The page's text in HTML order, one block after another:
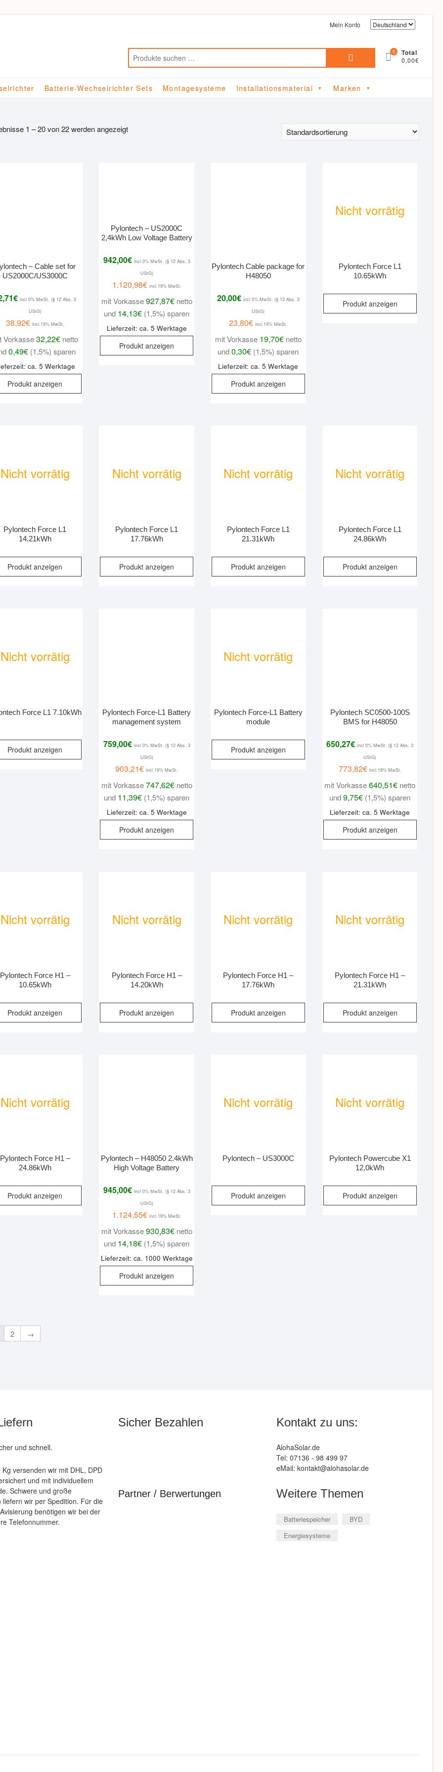
Mein Konto
Suchen
0 Total
0,00€
Batterie-Wechselrichter Sets Montagesysteme Installationsmaterial Marken
1 – 20 von 22 werden angezeigt
– Cable set for
US2000C/US3000C
€ incl 0% MwSt. (§ 12 Abs. 3
UStG)
38,92€ incl.19% MwSt.
Vorkasse32,22€ netto
0,49€(1,5%) sparen
ca. 5 Werktage
Produkt anzeigen
Pylontech – US2000C
2,4kWh Low Voltage Battery
942,00€ incl 0% MwSt. (§ 12 Abs. 3
UStG)
1.120,98€ incl.19% MwSt.
mit Vorkasse927,87€netto
und 14,13€ (1,5%) sparen
Lieferzeit: ca. 5 Werktage
Produkt anzeigen
Pylontech Cable package for
H48050
20,00€ incl 0% MwSt. (§ 12 Abs. 3
UStG)
23,80€ incl.19% MwSt.
mit Vorkasse 19,70€netto
und0,30€ (1,5%) sparen
Lieferzeit: ca. 5 Werktage
Produkt anzeigen
Pylontech Force L1
10.65kWh
Produkt anzeigen
Nicht vorrätig
Pylontech Force L1
14.21kWh
Produkt anzeigen
Nicht vorrätig
Pylontech Force L1
17.76kWh
Produkt anzeigen
Nicht vorrätig
Pylontech Force L1
21.31kWh
Produkt anzeigen
Nicht vorrätig
Pylontech Force L1
24.86kWh
Produkt anzeigen
Nicht vorrätig
Force L1 7.10kWh
Produkt anzeigen
Nicht vorrätig
Pylontech Force-L1 Battery
management system
759,00€ incl 0% MwSt. (§ 12 Abs. 3
UStG)
903,21€ incl.19% MwSt.
mit Vorkasse747,62€netto
und 11,39€ (1,5%) sparen
Lieferzeit: ca. 5 Werktage
Produkt anzeigen
Pylontech Force-L1 Battery
module
Produkt anzeigen
Nicht vorrätig
Pylontech SC0500-100S
BMS for H48050
650,27€ incl 0% MwSt. (§ 12 Abs. 3
UStG)
773,82€ incl.19% MwSt.
mit Vorkasse640,51€ netto
und9,75€ (1,5%) sparen
Lieferzeit: ca. 5 Werktage
Produkt anzeigen
Pylontech Force H1 –
10.65kWh
Produkt anzeigen
Nicht vorrätig
Pylontech Force H1 –
14.20kWh
Produkt anzeigen
Nicht vorrätig
Pylontech Force H1 –
17.76kWh
Produkt anzeigen
Nicht vorrätig
Pylontech Force H1 –
21.31kWh
Produkt anzeigen
Nicht vorrätig
Pylontech Force H1 –
24.86kWh
Produkt anzeigen
Nicht vorrätig
Pylontech – H48050 2.4kWh
High Voltage Battery
945,00€ incl 0% MwSt. (§ 12 Abs. 3
UStG)
1.124,55€ incl.19% MwSt.
mit Vorkasse930,83€netto
und 14,18€ (1,5%) sparen
Lieferzeit: ca. 1000 Werktage
Produkt anzeigen
Pylontech – US3000C
Produkt anzeigen
Nicht vorrätig
Pylontech Powercube X1
12,0kWh
Produkt anzeigen
Nicht vorrätig
2 →
und schnell.
versenden wir mit DHL, DPD
und mit individuellem
Schwere und große
liefern wir per Spedition. Für die
benötigen wir bei der
Telefonnummer.
Sicher Bezahlen
Partner / Berwertungen
Kontakt zu uns:
AlohaSolar.de
Tel: 07136 - 98 499 97
eMail: kontakt@alohasolar.de
Weitere Themen
Batteriespeicher
BYD
Energiesysteme